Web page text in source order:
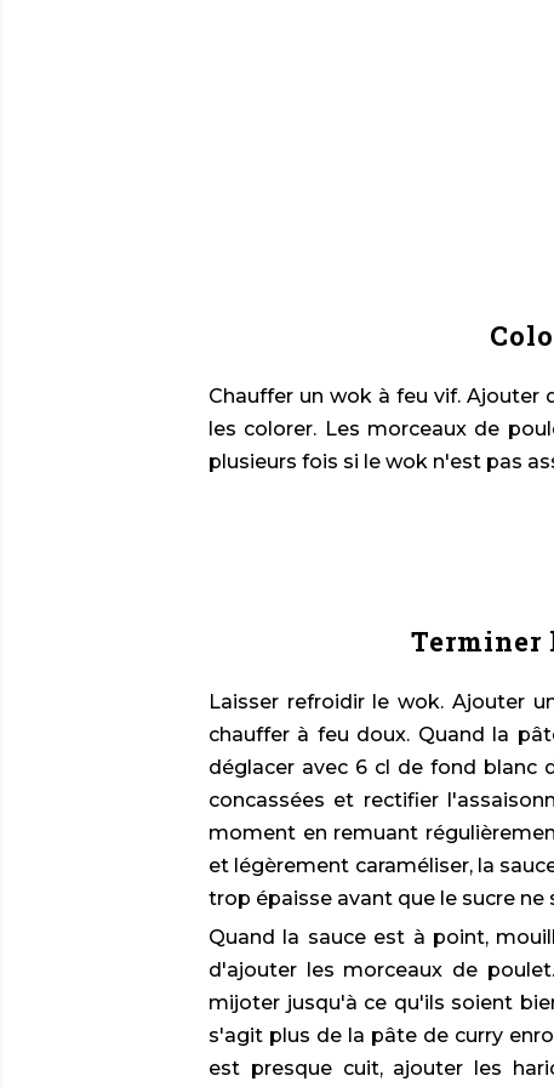
Chauffer un wok à feu vif. Ajouter
les colorer. Les morceaux de
plusieurs fois si le wok n'est pas
Terminer
Laisser refroidir le wok. Ajouter
chauffer à feu doux. Quand la
déglacer avec 6 cl de fond blanc
concassées et rectifier
moment en remuant
et légèrement caraméliser, la
trop épaisse avant que le sucre
Quand la sauce est à point,
d'ajouter les morceaux de
mijoter jusqu'à ce qu'ils soient
s'agit plus de la pâte de curry
est presque cuit, ajouter les